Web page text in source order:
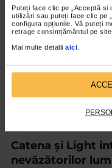
Puteți face clic pe „Acceptă si
utilizări sau puteți face clic pe
configura opțiunile. Vă puteți
retrage consimțământul pe
Mai multe detalii aici.
EVENIMENT
Catena și Light
nevăzătorilor